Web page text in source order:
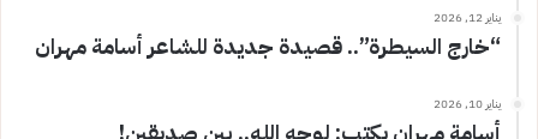
يناير 12, 2026
“خارج السيطرة”.. قصيدة جديدة للشاعر أسامة مهران
يناير 10, 2026
أسامة مهران يكتب: لوجه الله.. بين صديقين!